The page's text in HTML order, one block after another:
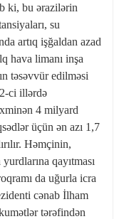
ki, bu ərazilərin
su
artıq işğaldan azad
hava limanı inşa
təsəvvür edilməsi
ci illərdə
4 milyard
üçün ən azı 1,7
Həmçinin,
qayıtması
da uğurla icra
cənab İlham
tərəfindən